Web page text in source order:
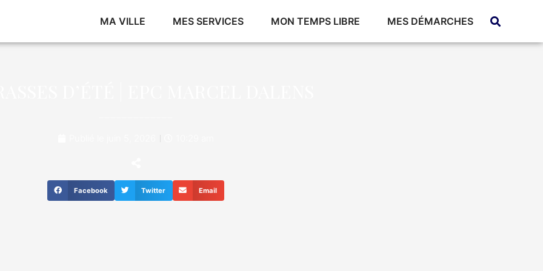
MA VILLE MES SERVICES MON TEMPS LIBRE MES DÉMARCHES
Facebook Twitter Email